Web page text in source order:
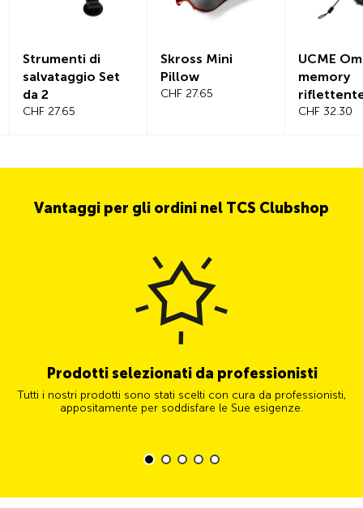
Strumenti di
salvataggio Set
da 2
CHF 27.65
Skross Mini
Pillow
CHF 27.65
UCME
memory
CHF 32.30
Vantaggi per gli ordini nel TCS Clubshop
Prodotti selezionati da professionisti
Tutti i nostri prodotti sono stati scelti con cura da professionisti,
appositamente per soddisfare le Sue esigenze.